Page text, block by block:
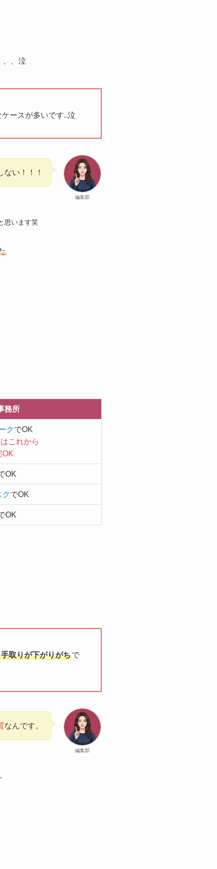
、、泣
ースが多いです..泣
編集部
い！！！
思います笑
務所
クでOK
これから
OK
OK
クでOK
OK
取りが下がりがちで
編集部
なんです。